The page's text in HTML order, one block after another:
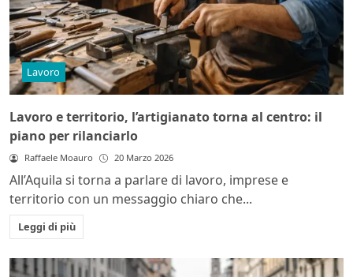
Lavoro
Lavoro e territorio, l’artigianato torna al centro: il
piano per rilanciarlo
Raffaele Moauro 20 Marzo 2026
All’Aquila si torna a parlare di lavoro, imprese e
territorio con un messaggio chiaro che...
Leggi di più